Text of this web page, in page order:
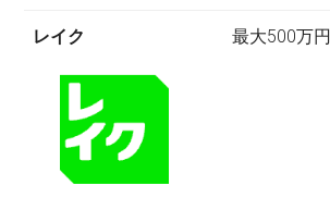
レイク 最大500万円